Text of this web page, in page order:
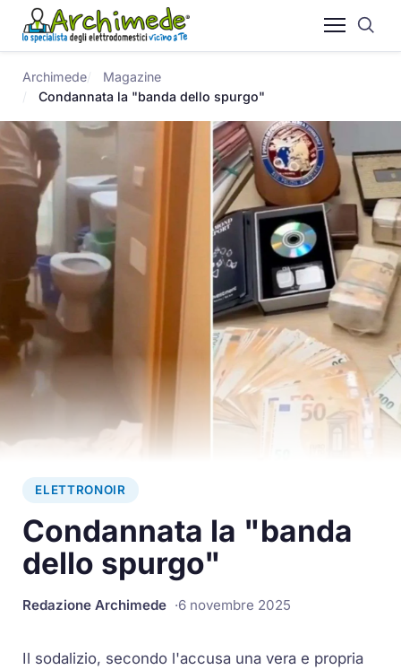
Archimede
Magazine
Condannata la "banda dello spurgo"
ELETTRONOIR
Condannata la "banda
dello spurgo"
Redazione Archimede 6 novembre 2025
Il sodalizio, secondo l'accusa una vera e propria